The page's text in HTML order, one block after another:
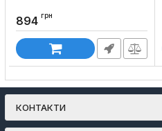
Код товару:
894 грн
КОНТАКТИ